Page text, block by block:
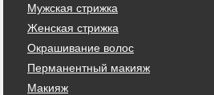
Мужская стрижка
Женская стрижка
Окрашивание волос
Перманентный макияж
Макияж